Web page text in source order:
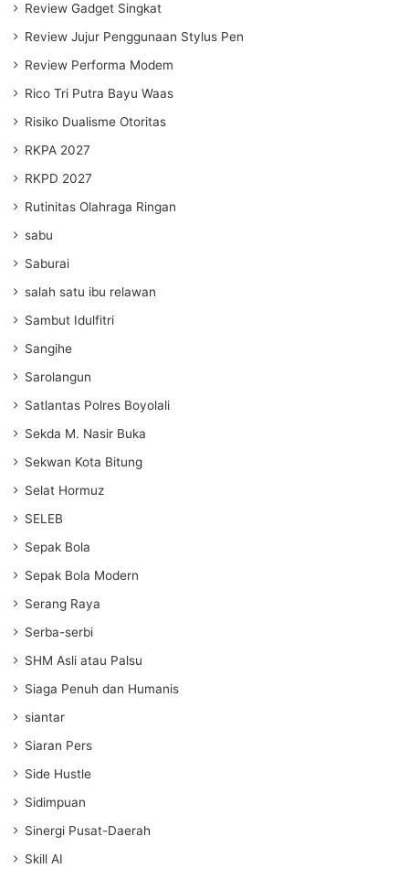
Review Gadget Singkat
Review Jujur Penggunaan Stylus Pen
Review Performa Modem
Rico Tri Putra Bayu Waas
Risiko Dualisme Otoritas
RKPA 2027
RKPD 2027
Rutinitas Olahraga Ringan
sabu
Saburai
salah satu ibu relawan
Sambut Idulfitri
Sangihe
Sarolangun
Satlantas Polres Boyolali
Sekda M. Nasir Buka
Sekwan Kota Bitung
Selat Hormuz
SELEB
Sepak Bola
Sepak Bola Modern
Serang Raya
Serba-serbi
SHM Asli atau Palsu
Siaga Penuh dan Humanis
siantar
Siaran Pers
Side Hustle
Sidimpuan
Sinergi Pusat-Daerah
Skill AI